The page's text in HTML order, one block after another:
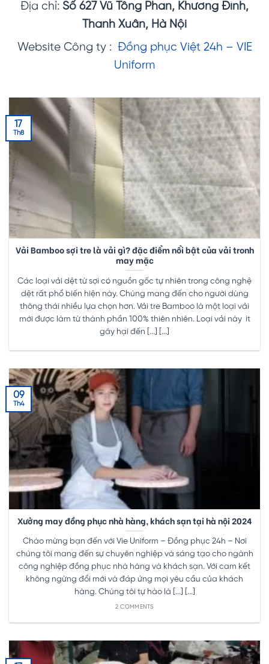
Địa chỉ: Số 627 Vũ Tông Phan, Khương Đình,
Thanh Xuân, Hà Nội
Website Công ty : Đồng phục Việt 24h – VIE
Uniform
Vải Bamboo sợi tre là vải gì? đặc điểm nổi bật của vải tronh
may mặc
Các loại vải dệt từ sợi có nguồn gốc tự nhiên trong công nghệ
dệt rất phổ biến hiện này. Chúng mang đến cho người dùng
thông thái nhiều lựa chọn hơn. Vải tre Bamboo là một loại vải
mới được làm từ thành phần 100% thiên nhiên. Loại vải này ít
gây hại đến [...] [...]
17
Th8
Xưởng may đồng phục nhà hàng, khách sạn tại hà nội 2024
Chào mừng bạn đến với Vie Uniform – Đồng phục 24h – Nơi
chúng tôi mang đến sự chuyên nghiệp và sáng tạo cho ngành
công nghiệp đồng phục nhà hàng và khách sạn. Với cam kết
không ngừng đổi mới và đáp ứng mọi yêu cầu của khách
hàng. Chúng tôi tự hào là [...] [...]
2 COMMENTS
09
Th4